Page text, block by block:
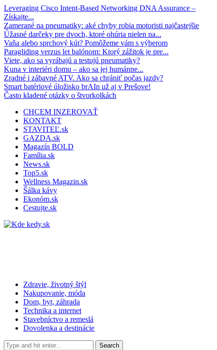
Leveraging Cisco Intent-Based Networking DNA Assurance –
Získajte...
Zamerané na pneumatiky: aké chyby robia motoristi najčastejšie
Úžasné darčeky pre dvoch, ktoré ohúria nielen na...
Vaňa alebo sprchový kút? Pomôžeme vám s výberom
Paragliding verzus let balónom: Ktorý zážitok je pre...
Viete, ako sa vyrábajú a testujú pneumatiky?
Kuna v interiéri domu – ako sa jej humánne...
Zradné i zábavné ATV. Ako sa chrániť počas jazdy?
Smart batériové úložisko brAIn už aj v Prešove!
Často kladené otázky o štvorkolkách
CHCEM INZEROVAŤ
KONTAKT
STAVITEĽ.sk
GAZDA.sk
Magazín BOLD
Família.sk
News.sk
Top5.sk
Wellness Magazin.sk
Šálka kávy
Ekonóm.sk
Cestujte.sk
Zdravie, životný štýl
Nakupovanie, móda
Dom, byt, záhrada
Technika a internet
Stavebníctvo a remeslá
Dovolenka a destinácie